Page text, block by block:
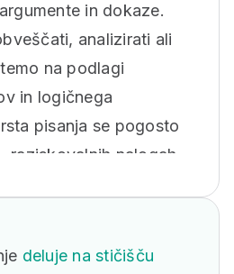
in dokaze.
analizirati ali
na podlagi
in logičnega
pisanja se pogosto
raziskovalnih nalogah,
deluje na stičišču